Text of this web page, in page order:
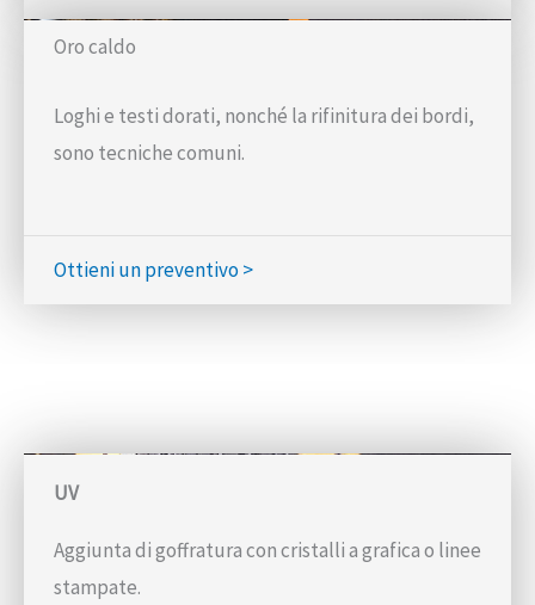
Oro caldo
Loghi e testi dorati, nonché la rifinitura dei bordi,
sono tecniche comuni.
Ottieni un preventivo >
UV
Aggiunta di goffratura con cristalli a grafica o linee
stampate.